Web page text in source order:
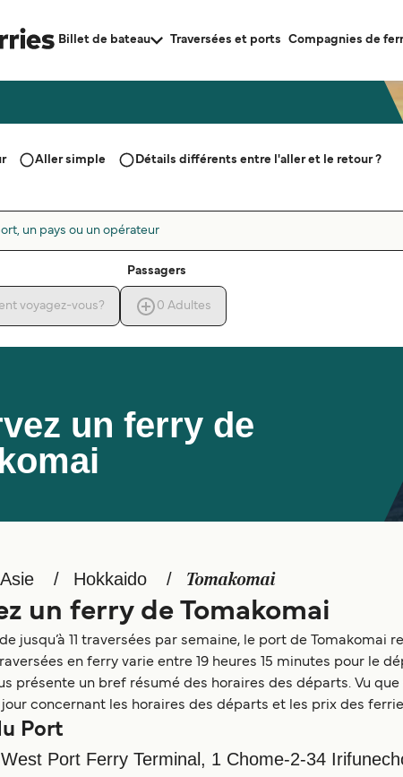
Billet de bateau Traversées et ports Compagnies de
un ferry de
Aller simple Détails différents entre l'aller et le retour ?
un pays ou un opérateur
voyagez-vous?
Passagers
0 Adultes
Asie Hokkaido Tomakomai
un ferry de Tomakomai
jusqu’à 11 traversées par semaine, le port de Tomakomai
en ferry varie entre 19 heures 15 minutes pour le
présente un bref résumé des horaires des départs. Vu
jour concernant les horaires des départs et les prix des
Port
Port Ferry Terminal, 1 Chome-2-34